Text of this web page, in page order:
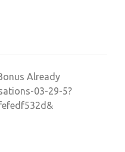
Already
03-29-5?